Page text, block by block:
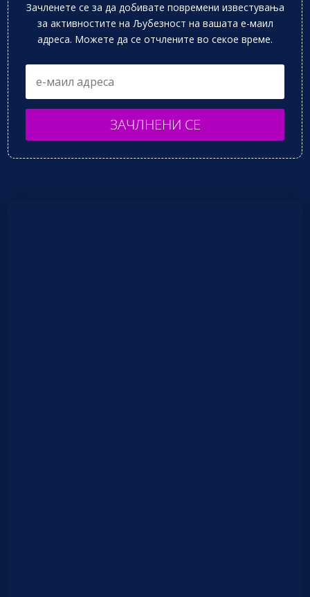
Зачленете се за да добивате повремени известувања
за активностите на Љубезност на вашата е-маил
адреса. Можете да се отчлените во секое време.
ЗАЧЛНЕНИ СЕ